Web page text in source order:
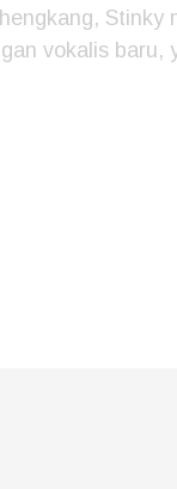
hengkang, Stinky
vokalis baru,